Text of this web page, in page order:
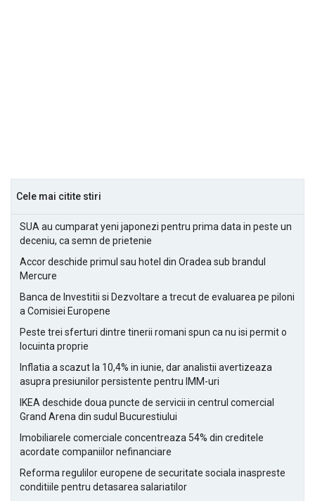
Cele mai citite stiri
SUA au cumparat yeni japonezi pentru prima data in peste un
deceniu, ca semn de prietenie
Accor deschide primul sau hotel din Oradea sub brandul
Mercure
Banca de Investitii si Dezvoltare a trecut de evaluarea pe piloni
a Comisiei Europene
Peste trei sferturi dintre tinerii romani spun ca nu isi permit o
locuinta proprie
Inflatia a scazut la 10,4% in iunie, dar analistii avertizeaza
asupra presiunilor persistente pentru IMM-uri
IKEA deschide doua puncte de servicii in centrul comercial
Grand Arena din sudul Bucurestiului
Imobiliarele comerciale concentreaza 54% din creditele
acordate companiilor nefinanciare
Reforma regulilor europene de securitate sociala inaspreste
conditiile pentru detasarea salariatilor